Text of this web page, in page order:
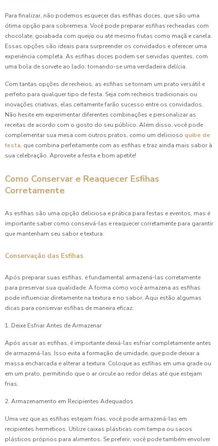
Para finalizar, não podemos esquecer das esfihas doces, que são uma
ótima opção para sobremesa. Você pode preparar esfihas recheadas com
chocolate, goiabada com queijo ou até mesmo frutas como maçã e canela.
Essas opções são ideais para surpreender os convidados e oferecer uma
experiência completa. As esfihas doces podem ser servidas quentes, com
uma bola de sorvete ao lado, tornando-se uma verdadeira delícia.
Com tantas opções de recheios, as esfihas se tornam um prato versátil e
perfeito para qualquer tipo de festa. Seja com recheios tradicionais ou
inovações criativas, elas certamente farão sucesso entre os convidados.
Não hesite em experimentar diferentes combinações e personalizar as
receitas de acordo com o gosto do seu público. Além disso, você pode
complementar sua mesa com outros pratos, como um delicioso quibe de
festa, que combina perfeitamente com as esfihas e traz ainda mais sabor à
sua celebração. Aproveite a festa e bom apetite!
Como Conservar e Reaquecer Esfihas
Corretamente
As esfihas são uma opção deliciosa e prática para festas e eventos, mas é
importante saber como conservá-las e reaquecer corretamente para garantir
que mantenham seu sabor e textura.
Conservação das Esfihas
Após preparar suas esfihas, é fundamental armazená-las corretamente
para preservar sua qualidade. A forma como você armazena as esfihas
pode influenciar diretamente na textura e no sabor. Aqui estão algumas
dicas para conservar esfihas de maneira eficaz:
1. Deixe Esfriar Antes de Armazenar
Após assar as esfihas, é importante deixá-las esfriar completamente antes
de armazená-las. Isso evita a formação de umidade, que pode deixar a
massa encharcada e alterar a textura. Coloque as esfihas em uma grade ou
em um prato, permitindo que o ar circule ao redor delas até que estejam
frias.
2. Armazenamento em Recipientes Adequados
Uma vez que as esfihas estejam frias, você pode armazená-las em
recipientes herméticos. Utilize caixas plásticas com tampa ou sacos
plásticos próprios para alimentos. Se preferir, você pode também envolver